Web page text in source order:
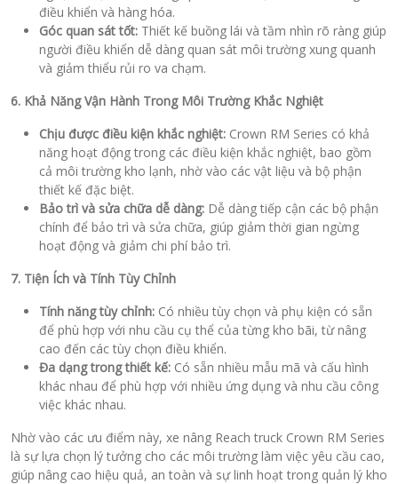
điều khiển và hàng hóa.
Góc quan sát tốt: Thiết kế buồng lái và tầm nhìn rõ ràng giúp
người điều khiển dễ dàng quan sát môi trường xung quanh
và giảm thiểu rủi ro va chạm.
6. Khả Năng Vận Hành Trong Môi Trường Khắc Nghiệt
Chịu được điều kiện khắc nghiệt: Crown RM Series có khả
năng hoạt động trong các điều kiện khắc nghiệt, bao gồm
cả môi trường kho lạnh, nhờ vào các vật liệu và bộ phận
thiết kế đặc biệt.
Bảo trì và sửa chữa dễ dàng: Dễ dàng tiếp cận các bộ phận
chính để bảo trì và sửa chữa, giúp giảm thời gian ngừng
hoạt động và giảm chi phí bảo trì.
7. Tiện Ích và Tính Tùy Chỉnh
Tính năng tùy chỉnh: Có nhiều tùy chọn và phụ kiện có sẵn
để phù hợp với nhu cầu cụ thể của từng kho bãi, từ nâng
cao đến các tùy chọn điều khiển.
Đa dạng trong thiết kế: Có sẵn nhiều mẫu mã và cấu hình
khác nhau để phù hợp với nhiều ứng dụng và nhu cầu công
việc khác nhau.
Nhờ vào các ưu điểm này, xe nâng Reach truck Crown RM Series
là sự lựa chọn lý tưởng cho các môi trường làm việc yêu cầu cao,
giúp nâng cao hiệu quả, an toàn và sự linh hoạt trong quản lý kho